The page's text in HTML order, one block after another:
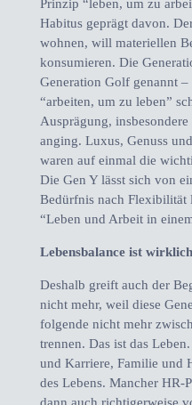
Prinzip “leben, um zu
Habitus geprägt davon.
wohnen, will materiellen
konsumieren. Die
Generation Golf genannt
“arbeiten, um zu leben”
Ausprägung,
anging. Luxus, Genuss
waren auf einmal die
Die Gen Y lässt sich von
Bedürfnis nach Flexibilität
“Leben und Arbeit in
Lebensbalance ist
Deshalb greift auch der
nicht mehr, weil diese
folgende nicht mehr
trennen. Das ist das
und Karriere, Familie und
des Lebens. Mancher HR-